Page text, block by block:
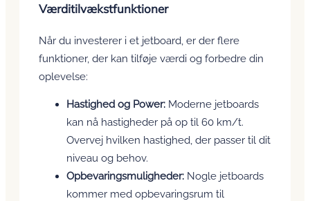
Værditilvækstfunktioner
Når du investerer i et jetboard, er der flere
funktioner, der kan tilføje værdi og forbedre din
oplevelse:
Hastighed og Power: Moderne jetboards
kan nå hastigheder på op til 60 km/t.
Overvej hvilken hastighed, der passer til dit
niveau og behov.
Opbevaringsmuligheder: Nogle jetboards
kommer med opbevaringsrum til